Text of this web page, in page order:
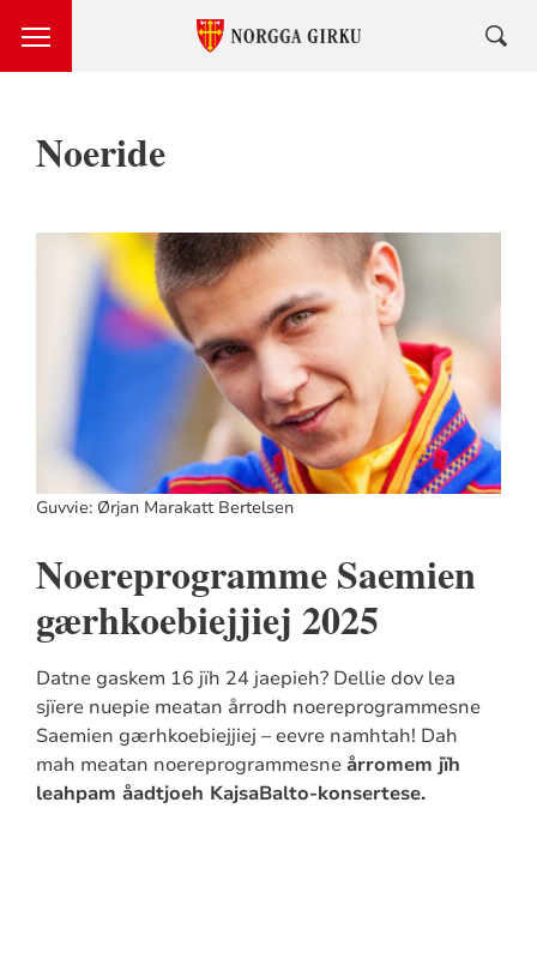
Noeride
Guvvie: Ørjan Marakatt Bertelsen
Noereprogramme Saemien
gærhkoebiejjiej 2025
Datne gaskem 16 jïh 24 jaepieh? Dellie dov lea
sjïere nuepie meatan årrodh noereprogrammesne
Saemien gærhkoebiejjiej – eevre namhtah! Dah
mah meatan noereprogrammesneårromem jïh
leahpam åadtjoeh KajsaBalto-konsertese.